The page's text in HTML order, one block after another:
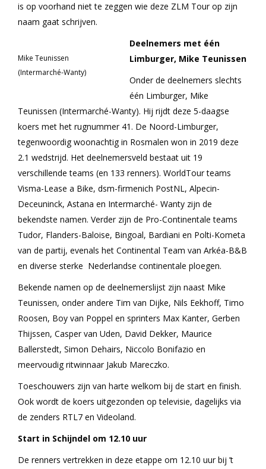
is op voorhand niet te zeggen wie deze ZLM Tour op zijn
naam gaat schrijven.
Mike Teunissen
(Intermarché-Wanty)
Deelnemers met één
Limburger, Mike Teunissen
Onder de deelnemers slechts
één Limburger, Mike
Teunissen (Intermarché-Wanty). Hij rijdt deze 5-daagse
koers met het rugnummer 41. De Noord-Limburger,
tegenwoordig woonachtig in Rosmalen won in 2019 deze
2.1 wedstrijd. Het deelnemersveld bestaat uit 19
verschillende teams (en 133 renners). WorldTour teams
Visma-Lease a Bike, dsm-firmenich PostNL, Alpecin-
Deceuninck, Astana en Intermarché- Wanty zijn de
bekendste namen. Verder zijn de Pro-Continentale teams
Tudor, Flanders-Baloise, Bingoal, Bardiani en Polti-Kometa
van de partij, evenals het Continental Team van Arkéa-B&B
en diverse sterke Nederlandse continentale ploegen.
Bekende namen op de deelnemerslijst zijn naast Mike
Teunissen, onder andere Tim van Dijke, Nils Eekhoff, Timo
Roosen, Boy van Poppel en sprinters Max Kanter, Gerben
Thijssen, Casper van Uden, David Dekker, Maurice
Ballerstedt, Simon Dehairs, Niccolo Bonifazio en
meervoudig ritwinnaar Jakub Mareczko.
Toeschouwers zijn van harte welkom bij de start en finish.
Ook wordt de koers uitgezonden op televisie, dagelijks via
de zenders RTL7 en Videoland.
Start in Schijndel om 12.10 uur
De renners vertrekken in deze etappe om 12.10 uur bij ’t